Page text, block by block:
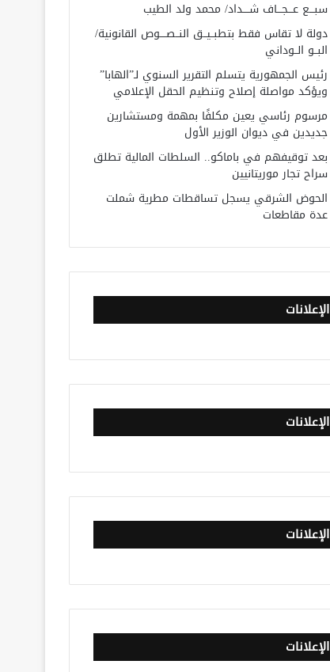
سبـــع عـــجـــاف شــــداد/ محمد ولد الطيب
دولة لا تقاس فقط بتطبــيــق النــصــــوص القانونية/
البــو الــوداني
رئيس الجمهورية يتسلم التقرير السنوي لـ”الهابا”
ويؤكد مواصلة إصلاح وتنظيم الحقل الإعلامي
مرسوم رئاسي يعين مكلفًا بمهمة ومستشارين
جديدين في ديوان الوزير الأول
بعد توقيفهم في باماكو.. السلطات المالية تطلق
سراح تجار موريتانيين
الحوض الشرقي يسجل تساقطات مطرية شملت
عدة مقاطعات
الإعلانات
الإعلانات
الإعلانات
الإعلانات